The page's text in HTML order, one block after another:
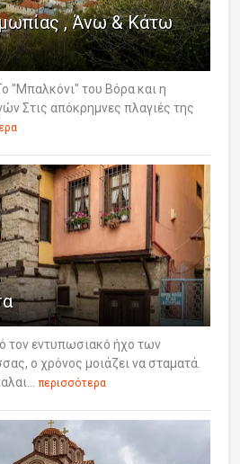
, Άνω & Κάτω
"Μπαλκόνι" του Βόρα και η
Στις απόκρημνες πλαγιές της
τον εντυπωσιακό ήχο των
ο χρόνος μοιάζει να σταματά.
περισσότερα